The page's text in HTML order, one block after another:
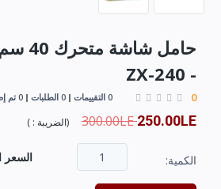
- ZX-240
0 0 التقييمات 0 الطلبات 0 تم إضافتها إلى قائمة الرغبات
300.00LE250.00LE
(الضريبة : )
الكمية: السعر